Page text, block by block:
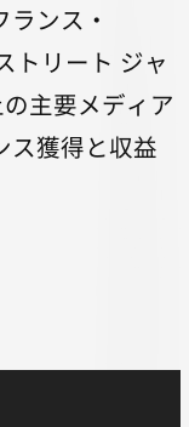
ンス・
トリート ジャ
主要メディア
ス獲得と収益